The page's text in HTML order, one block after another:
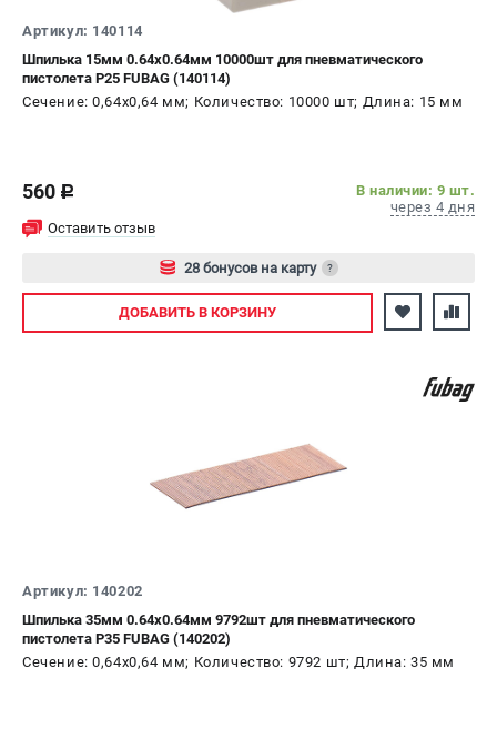
Информация размещённая на сайте не является публичной
проспект Александровской Фермы, 29АЛ
8 (812) 317-60-57
+7 (8112) 59-10-67
zakaz@fubagtorg.ru
Артикул: 140114
Шпилька 15мм 0.64х0.64мм 10000шт для пневматического
пистолета P25 FUBAG (140114)
Сечение: 0,64х0,64 мм; Количество: 10000 шт; Длина: 15 мм
560 c
В наличии: 9 шт.
через 4 дня
Оставить отзыв
28 бонусов на карту ?
Авторизуйтесь
ДОБАВИТЬ В КОРЗИНУ
Артикул: 140202
Шпилька 35мм 0.64х0.64мм 9792шт для пневматического
пистолета P35 FUBAG (140202)
Сечение: 0,64х0,64 мм; Количество: 9792 шт; Длина: 35 мм